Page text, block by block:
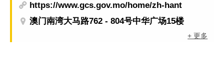
https://www.gcs.gov.mo/home/zh-hant
澳门南湾大马路762 - 804号中华广场15楼
+ 更多